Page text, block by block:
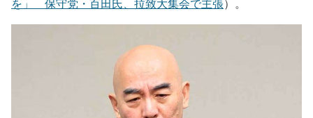
を」 保守党・百田氏、拉致大集会で主張）。